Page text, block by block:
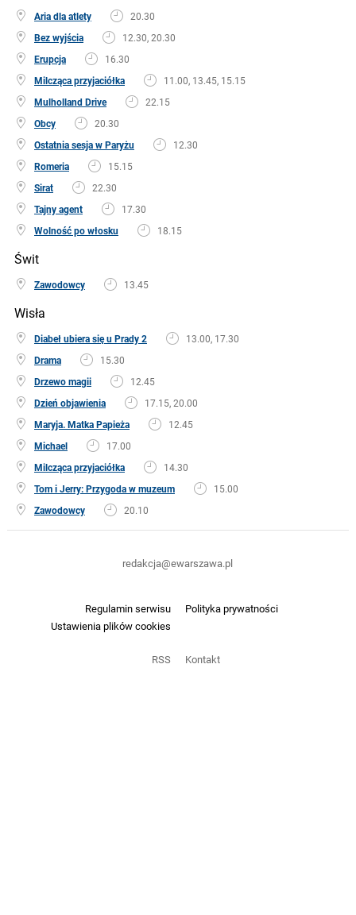
Aria dla atlety
20.30
Bez wyjścia
12.30, 20.30
Erupcja
16.30
Milcząca przyjaciółka
11.00, 13.45, 15.15
Mulholland Drive
22.15
Obcy
20.30
Ostatnia sesja w Paryżu
12.30
Romeria
15.15
Sirat
22.30
Tajny agent
17.30
Wolność po włosku
18.15
Świt
Zawodowcy 13.45
Wisła
Diabeł ubiera się u Prady 2
13.00, 17.30
Drama
15.30
Drzewo magii
12.45
Dzień objawienia
17.15, 20.00
Maryja. Matka Papieża
12.45
Michael
17.00
Milcząca przyjaciółka
14.30
Tom i Jerry: Przygoda w muzeum
15.00
Zawodowcy
20.10
Regulamin serwisu
Polityka prywatności
Ustawienia plików cookies
RSS Kontakt
redakcja@ewarszawa.pl